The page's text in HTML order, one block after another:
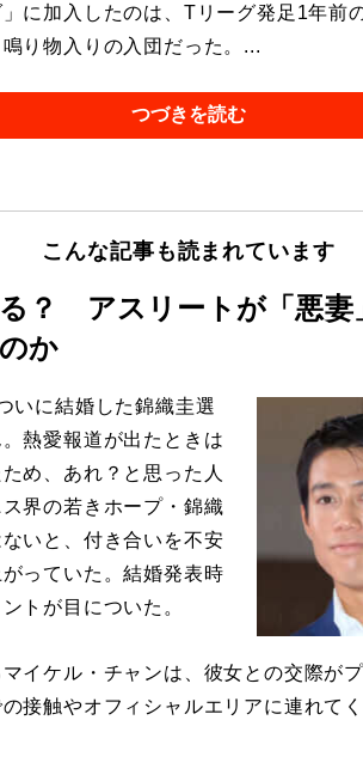
に加入したのは、Tリーグ発足1年前
り物入りの入団だった。...
つづきを読む
こんな記事も読まれています
？ アスリートが「悪妻
か
いに結婚した錦織圭選
熱愛報道が出たときは
め、あれ？と思った人
界の若きホープ・錦織
いと、付き合いを不安
っていた。結婚発表時
トが目についた。
イケル・チャンは、彼女との交際が
接触やオフィシャルエリアに連れて